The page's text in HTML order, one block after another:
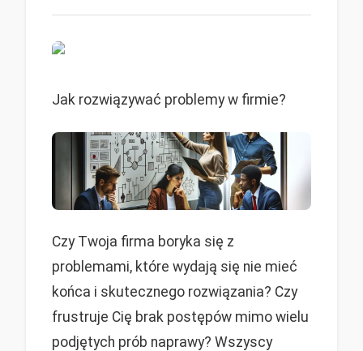
Jak rozwiązywać problemy w firmie?
Czy Twoja firma boryka się z
problemami, które wydają się nie mieć
końca i skutecznego rozwiązania? Czy
frustruje Cię brak postępów mimo wielu
podjętych prób naprawy? Wszyscy